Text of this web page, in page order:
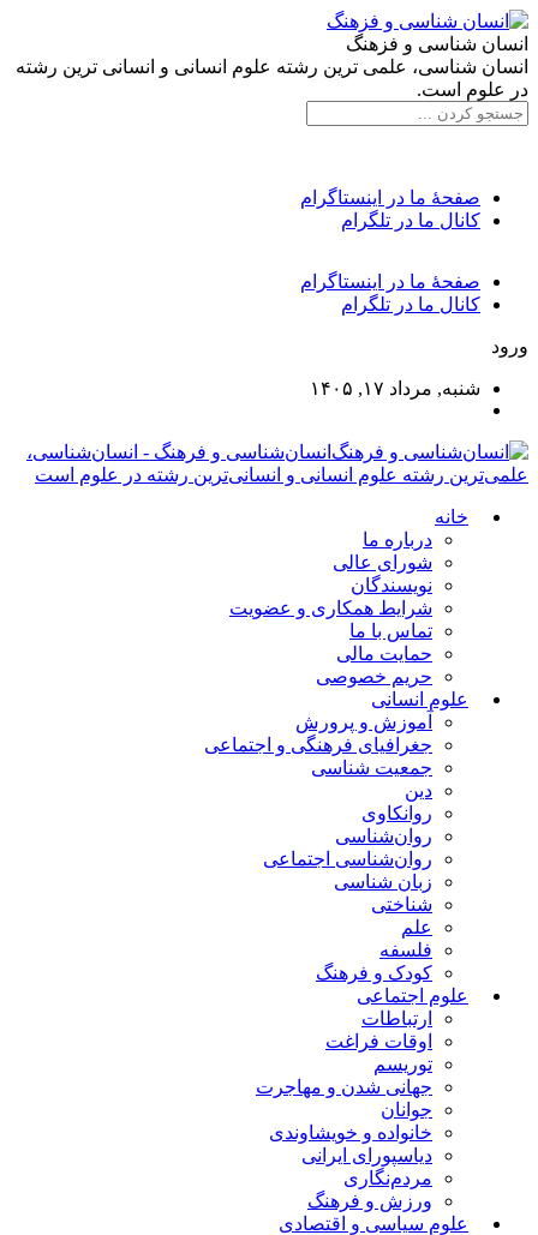
انسان شناسی و فزهنگ
انسان شناسی، علمی ترین رشته علوم انسانی و انسانی ترین رشته
در علوم است.
صفحۀ ما در اینستاگرام
کانال ما در تلگرام
صفحۀ ما در اینستاگرام
کانال ما در تلگرام
ورود
شنبه, مرداد ۱۷, ۱۴۰۵
انسان‌شناسی و فرهنگ - انسان‌شناسی،
علمی‌ترین رشته علوم انسانی و انسانی‌ترین رشته در علوم است
خانه
درباره ما
شورای عالی
نویسندگان
شرایط همکاری و عضویت
تماس با ما
حمایت مالی
حریم خصوصی
علوم انسانی
آموزش و پرورش
جغرافیای فرهنگی و اجتماعی
جمعیت شناسی
دین
روانکاوی
روان‌شناسی
روان‌شناسی اجتماعی
زبان شناسی
شناختی
علم
فلسفه
کودک و فرهنگ
علوم اجتماعی
ارتباطات
اوقات فراغت
توریسم
جهانی شدن و مهاجرت
جوانان
خانواده و خویشاوندی
دیاسپورای ایرانی
مردم‌نگاری
ورزش و فرهنگ
علوم سیاسی و اقتصادی